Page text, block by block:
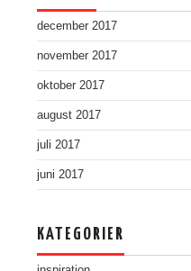
december 2017
november 2017
oktober 2017
august 2017
juli 2017
juni 2017
KATEGORIER